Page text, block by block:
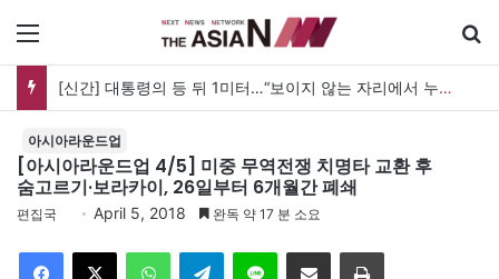
[신간] 대통령의 등 뒤 1미터…“보이지 않는 자리에서 누구를 지킨다는 것”
아시아라운드업
[아시아라운드업 4/5] 미중 무역전쟁 치명타 교환 후
숨고르기·보라카이, 26일부터 6개월간 폐쇄
편집국 April 5, 2018 완독 약 17 분 소요
Telegram 이메일